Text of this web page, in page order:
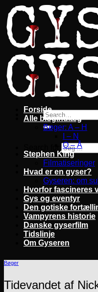
Fortsæt
til
indhold
Forside
Alle blogindlæg
Bøger: A – H
I – N
O – Å
Stephen King
Filmatiseringer
Hvad er en gyser?
Gyseren: om
Hvorfor fascineres
Gys og eventyr
Den gotiske
Vampyrens historie
Danske gyserfilm
Tidslinje
Om Gyseren
Bøger
Tidevandet af